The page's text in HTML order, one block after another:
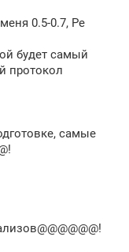
0.5-0.7, Ре
будет самый
протокол
самые